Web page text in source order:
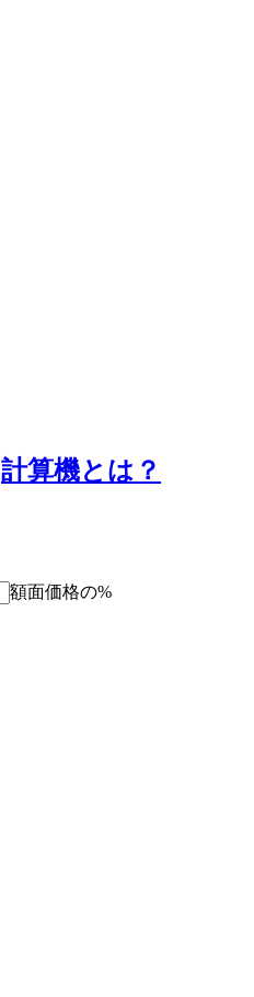
計算機とは？
額面価格の%